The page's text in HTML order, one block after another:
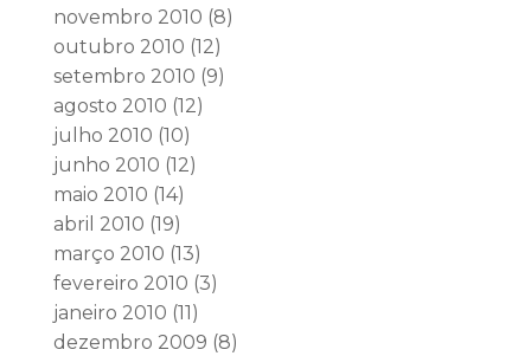
novembro 2010 (8)
outubro 2010 (12)
setembro 2010 (9)
agosto 2010 (12)
julho 2010 (10)
junho 2010 (12)
maio 2010 (14)
abril 2010 (19)
março 2010 (13)
fevereiro 2010 (3)
janeiro 2010 (11)
dezembro 2009 (8)